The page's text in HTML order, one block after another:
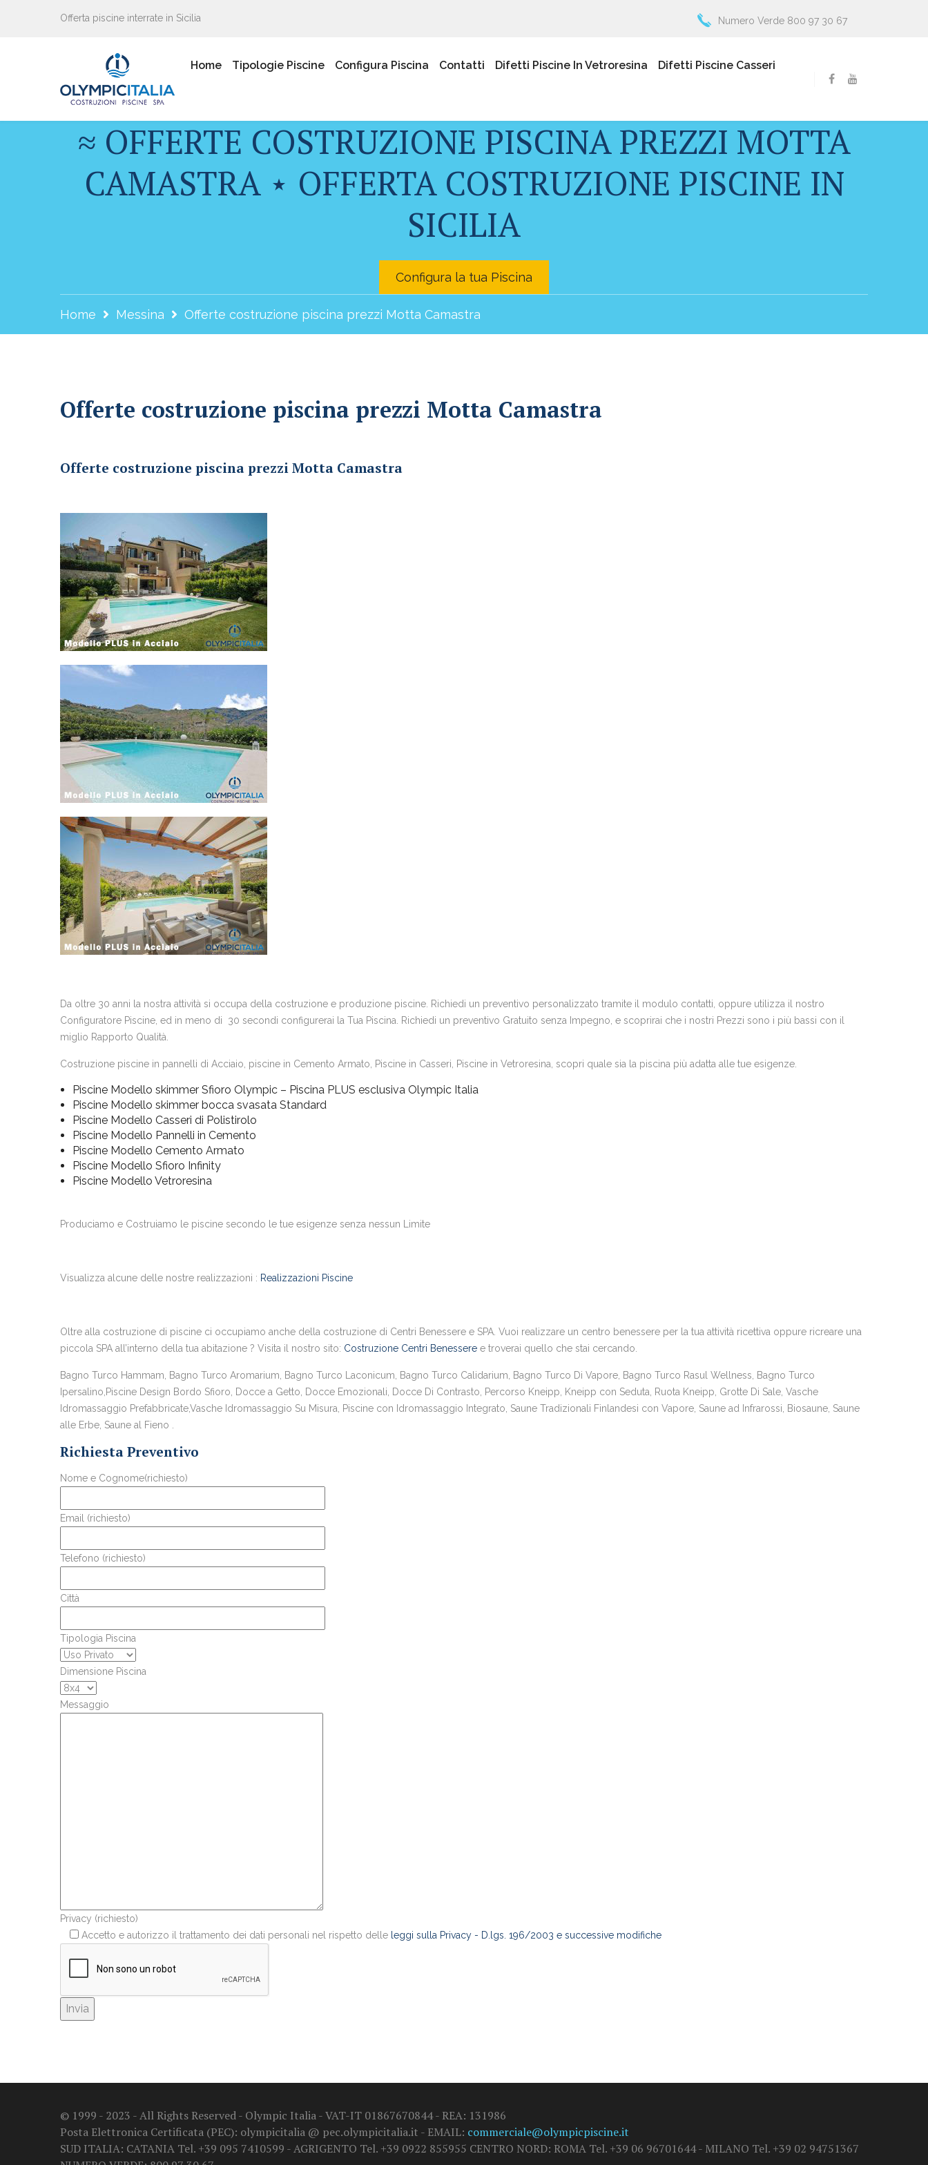
Offerta piscine interrate in Sicilia Numero Verde 800 97 30 67
Home Tipologie Piscine Configura Piscina Contatti Difetti Piscine In Vetroresina Difetti Piscine Casseri
≈ OFFERTE COSTRUZIONE PISCINA PREZZI MOTTA
CAMASTRA ⋆ OFFERTA COSTRUZIONE PISCINE IN
SICILIA
Configura la tua Piscina
Home Messina Offerte costruzione piscina prezzi Motta Camastra
Offerte costruzione piscina prezzi Motta Camastra
Offerte costruzione piscina prezzi Motta Camastra
Da oltre 30 anni la nostra attività si occupa della costruzione e produzione piscine. Richiedi un preventivo personalizzato tramite il modulo contatti, oppure utilizza il nostro
Configuratore Piscine, ed in meno di 30 secondi configurerai la Tua Piscina. Richiedi un preventivo Gratuito senza Impegno, e scoprirai che i nostri Prezzi sono i più bassi con il
miglio Rapporto Qualità.
Costruzione piscine in pannelli di Acciaio, piscine in Cemento Armato, Piscine in Casseri, Piscine in Vetroresina, scopri quale sia la piscina più adatta alle tue esigenze.
Piscine Modello skimmer Sfioro Olympic – Piscina PLUS esclusiva Olympic Italia
Piscine Modello skimmer bocca svasata Standard
Piscine Modello Casseri di Polistirolo
Piscine Modello Pannelli in Cemento
Piscine Modello Cemento Armato
Piscine Modello Sfioro Infinity
Piscine Modello Vetroresina
Produciamo e Costruiamo le piscine secondo le tue esigenze senza nessun Limite
Visualizza alcune delle nostre realizzazioni : Realizzazioni Piscine
Oltre alla costruzione di piscine ci occupiamo anche della costruzione di Centri Benessere e SPA. Vuoi realizzare un centro benessere per la tua attività ricettiva oppure ricreare una
piccola SPA all’interno della tua abitazione ? Visita il nostro sito: Costruzione Centri Benessere e troverai quello che stai cercando.
Bagno Turco Hammam, Bagno Turco Aromarium, Bagno Turco Laconicum, Bagno Turco Calidarium, Bagno Turco Di Vapore, Bagno Turco Rasul Wellness, Bagno Turco
Ipersalino,Piscine Design Bordo Sfioro, Docce a Getto, Docce Emozionali, Docce Di Contrasto, Percorso Kneipp, Kneipp con Seduta, Ruota Kneipp, Grotte Di Sale, Vasche
Idromassaggio Prefabbricate,Vasche Idromassaggio Su Misura, Piscine con Idromassaggio Integrato, Saune Tradizionali Finlandesi con Vapore, Saune ad Infrarossi, Biosaune, Saune
alle Erbe, Saune al Fieno .
Richiesta Preventivo
Nome e Cognome(richiesto)
Email (richiesto)
Telefono (richiesto)
Città
Tipologia Piscina
Dimensione Piscina
Messaggio
Privacy (richiesto)
Accetto e autorizzo il trattamento dei dati personali nel rispetto delle leggi sulla Privacy - D.lgs. 196/2003 e successive modifiche
© 1999 - 2023 - All Rights Reserved - Olympic Italia - VAT-IT 01867670844 - REA: 131986
Posta Elettronica Certificata (PEC): olympicitalia @ pec.olympicitalia.it - EMAIL: commerciale@olympicpiscine.it
SUD ITALIA: CATANIA Tel. +39 095 7410599 - AGRIGENTO Tel. +39 0922 855955 CENTRO NORD: ROMA Tel. +39 06 96701644 - MILANO Tel. +39 02 94751367